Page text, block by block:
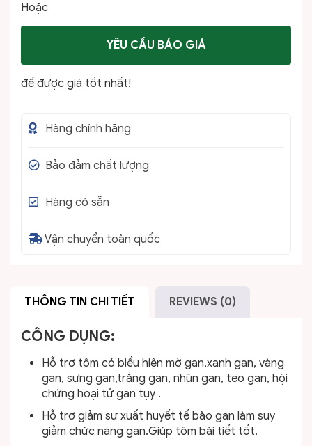
Hoặc
YÊU CẦU BÁO GIÁ
để được giá tốt nhất!
Hàng chính hãng
Bảo đảm chất lượng
Hàng có sẵn
Vận chuyển toàn quốc
THÔNG TIN CHI TIẾT REVIEWS (0)
CÔNG DỤNG:
Hỗ trợ tôm có biểu hiện mờ gan,xanh gan, vàng
gan, sưng gan,trắng gan, nhũn gan, teo gan, hội
chứng hoại tử gan tụy .
Hỗ trợ giảm sự xuất huyết tế bào gan làm suy
giảm chức năng gan.Giúp tôm bài tiết tốt.